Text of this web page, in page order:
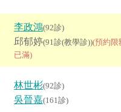
李政鴻(92診)
邱郁婷(91診(教學診))(預約限
已滿)
林世彬(92診)
吳晉嘉(161診)